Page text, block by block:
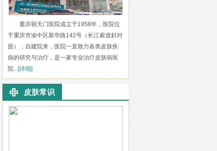
重庆朝天门医院成立于1958年，医院位
于重庆市渝中区新华路142号（长江索道斜对
面），自建院来，医院一直致力各类皮肤疾
病的研究与治疗，是一家专业治疗皮肤病医
院... [详细]
皮肤常识